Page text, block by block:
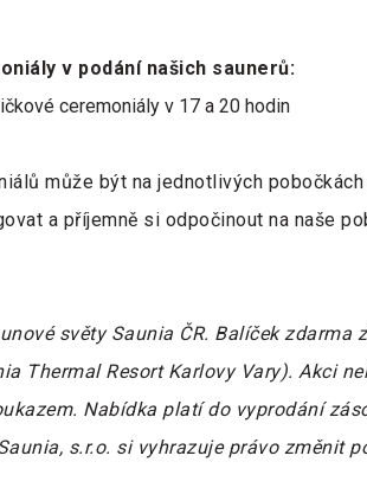
v podání našich saunerů:
ceremoniály v 17 a 20 hodin
může být na jednotlivých
a příjemně si odpočinout na naše
světy Saunia ČR. Balíček
Thermal Resort Karlovy Vary). Akci
Nabídka platí do vyprodání
s.r.o. si vyhrazuje právo změnit